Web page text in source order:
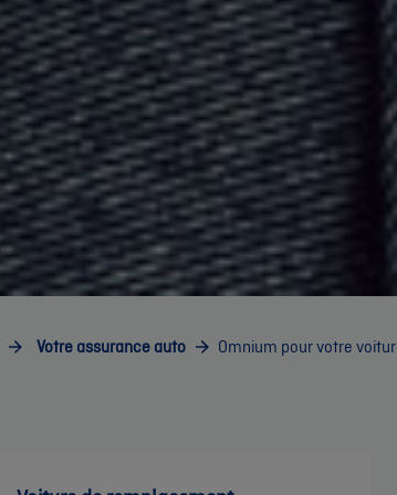
Votre assurance auto Omnium pour votre